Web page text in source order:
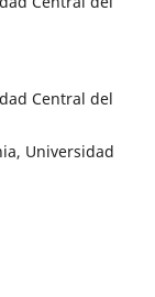
Central del
Universidad